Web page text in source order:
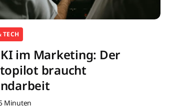
TECH
KI im Marketing: Der
braucht
Minuten